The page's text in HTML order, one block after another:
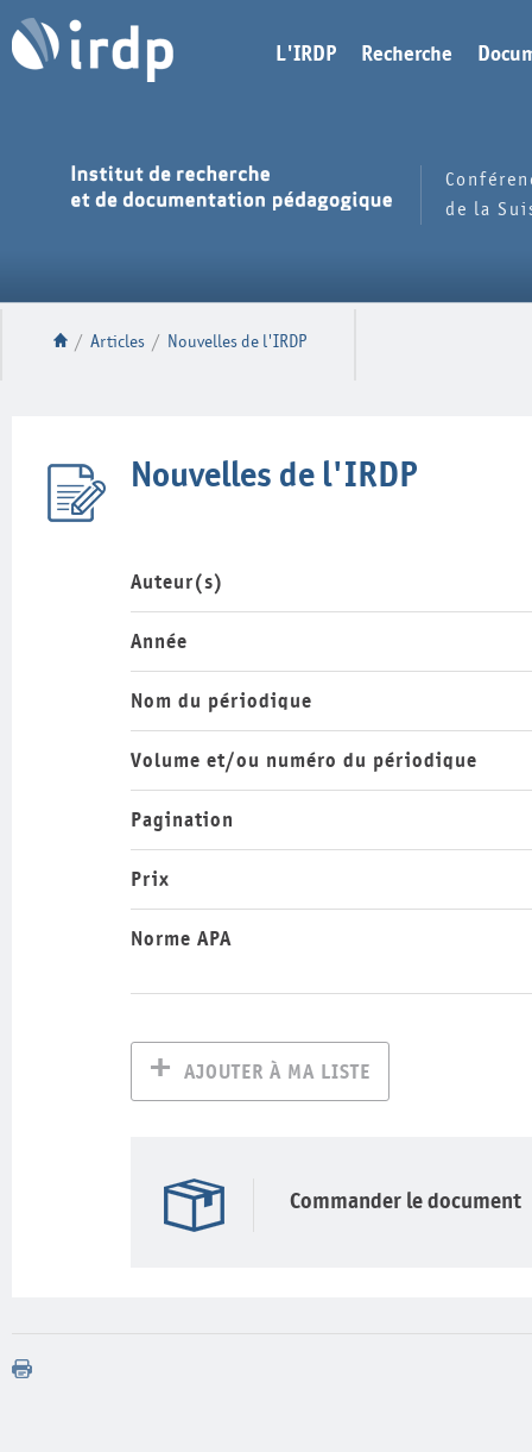
L'IRDP Recherche
de la
/ Articles / Nouvelles de l'IRDP
Nouvelles de l'IRDP
Auteur(s)
Année
Nom du périodique
Volume et/ou numéro du périodique
Pagination
Prix
Norme APA
AJOUTER À MA LISTE
Commander le document